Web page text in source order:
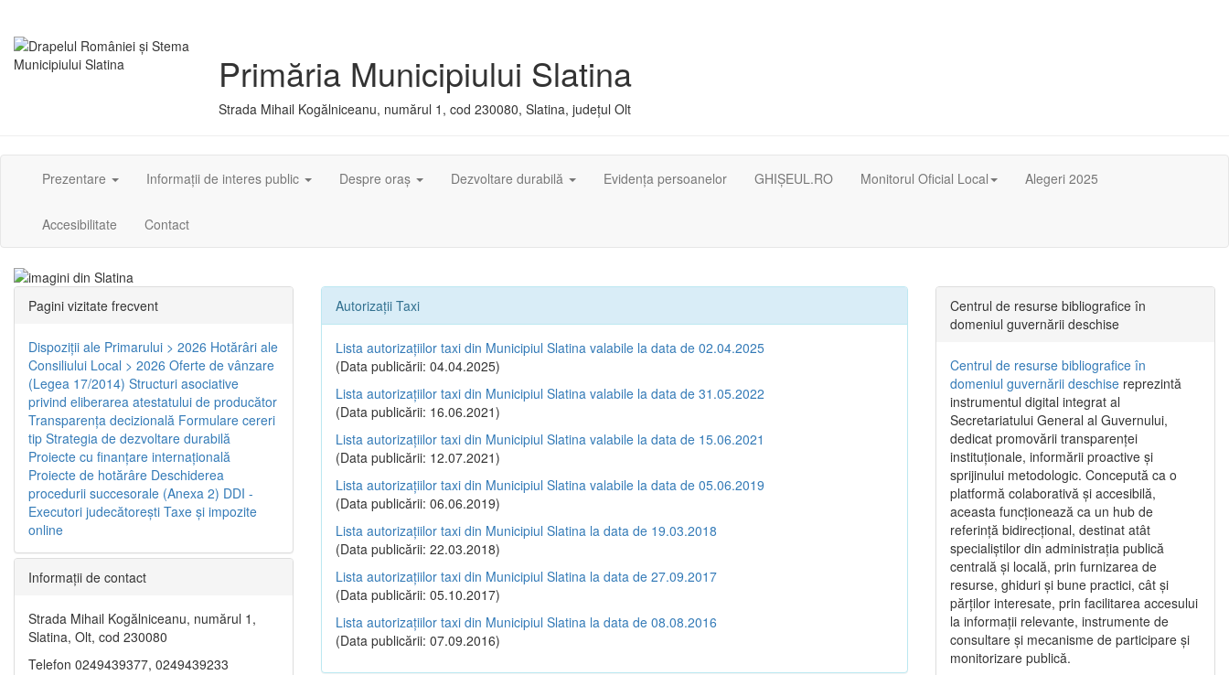
Primăria Municipiului Slatina
Strada Mihail Kogălniceanu, numărul 1, cod 230080, Slatina, județul Olt
Prezentare Informații de interes public Despre oraș Dezvoltare durabilă Evidența persoanelor GHIȘEUL.RO Monitorul Oficial Local Alegeri 2025
Accesibilitate Contact
Autorizații Taxi
Lista autorizațiilor taxi din Municipiul Slatina valabile la data de 02.04.2025
(Data publicării: 04.04.2025)
Lista autorizațiilor taxi din Municipiul Slatina valabile la data de 31.05.2022
(Data publicării: 16.06.2021)
Lista autorizațiilor taxi din Municipiul Slatina valabile la data de 15.06.2021
(Data publicării: 12.07.2021)
Lista autorizațiilor taxi din Municipiul Slatina valabile la data de 05.06.2019
(Data publicării: 06.06.2019)
Lista autorizațiilor taxi din Municipiul Slatina la data de 19.03.2018
(Data publicării: 22.03.2018)
Lista autorizațiilor taxi din Municipiul Slatina la data de 27.09.2017
(Data publicării: 05.10.2017)
Lista autorizațiilor taxi din Municipiul Slatina la data de 08.08.2016
(Data publicării: 07.09.2016)
Pagini vizitate frecvent
Dispoziţii ale Primarului > 2026 Hotărâri ale
Consiliului Local > 2026 Oferte de vânzare
(Legea 17/2014) Structuri asociative
privind eliberarea atestatului de producător
Transparenţa decizională Formulare cereri
tip Strategia de dezvoltare durabilă
Proiecte cu finanţare internaţională
Proiecte de hotărâre Deschiderea
procedurii succesorale (Anexa 2) DDI -
Executori judecătorești Taxe şi impozite
online
Informaţii de contact
Strada Mihail Kogălniceanu, numărul 1,
Slatina, Olt, cod 230080
Telefon 0249439377, 0249439233
Centrul de resurse bibliografice în
domeniul guvernării deschise
Centrul de resurse bibliografice în
domeniul guvernării deschise reprezintă
instrumentul digital integrat al
Secretariatului General al Guvernului,
dedicat promovării transparenței
instituționale, informării proactive și
sprijinului metodologic. Concepută ca o
platformă colaborativă și accesibilă,
aceasta funcționează ca un hub de
referință bidirecțional, destinat atât
specialiștilor din administrația publică
centrală și locală, prin furnizarea de
resurse, ghiduri și bune practici, cât și
părților interesate, prin facilitarea accesului
la informații relevante, instrumente de
consultare și mecanisme de participare și
monitorizare publică.